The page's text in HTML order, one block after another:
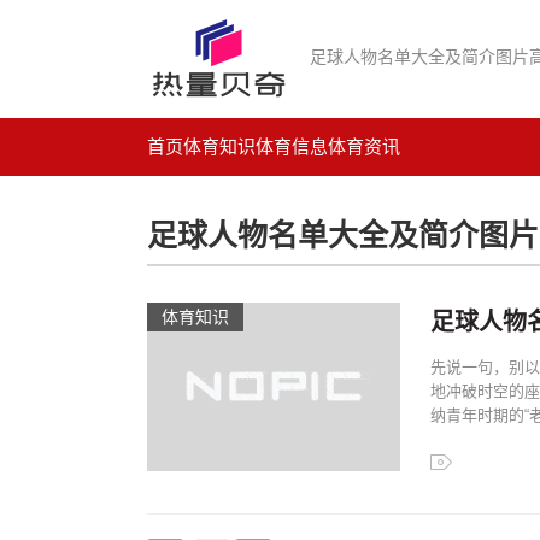
足球人物名单大全及简介图片
首页体育知识体育信息体育资讯
足球人物名单大全及简介图
体育知识 足球人物
先说一句，别
地冲破时空的
纳青年时期的“